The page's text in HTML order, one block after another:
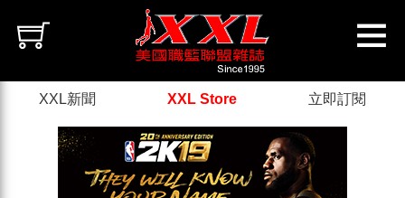
XXL新聞 XXL Store 立即訂閱